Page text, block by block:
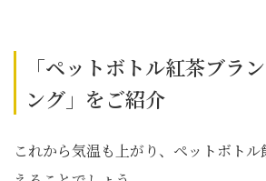
「ペットボトル紅茶ブラ
ング」をご紹介
これから気温も上がり、ペットボト